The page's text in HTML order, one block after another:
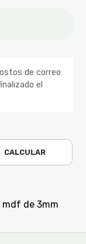
de correo
el
CALCULAR
mdf de 3mm